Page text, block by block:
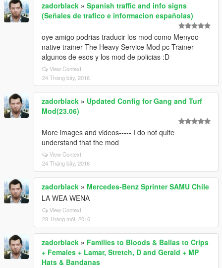
zadorblack » Spanish traffic and info signs
(Señales de trafico e informacion españolas)
oye amigo podrias traducir los mod como Menyoo
native trainer The Heavy Service Mod pc Trainer
algunos de esos y los mod de policias :D
View Context
24 Tháng bảy, 2016
zadorblack » Updated Config for Gang and Turf
Mod(23.06)
More images and videos----- I do not quite
understand that the mod
View Context
24 Tháng bảy, 2016
zadorblack » Mercedes-Benz Sprinter SAMU Chile
LA WEA WENA
View Context
28 Tháng một, 2016
zadorblack » Families to Bloods & Ballas to Crips
+ Females + Lamar, Stretch, D and Gerald + MP
Hats & Bandanas